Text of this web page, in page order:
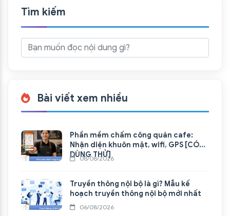
Tìm kiếm
Bài viết xem nhiều
Phần mềm chấm công quán cafe:
Nhận diện khuôn mặt, wifi, GPS [CÓ
DÙNG THỬ]
08/08/2026
Truyền thông nội bộ là gì? Mẫu kế
hoạch truyền thông nội bộ mới nhất
06/08/2026